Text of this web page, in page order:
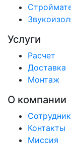
Услуги
Расчет
Доставка
Монтаж
О компании
Контакты
Миссия